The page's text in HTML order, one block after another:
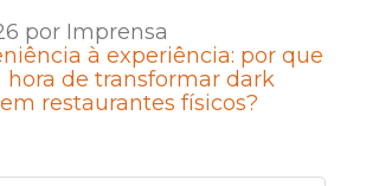
por Imprensa
à experiência: por que
hora de transformar dark
restaurantes físicos?